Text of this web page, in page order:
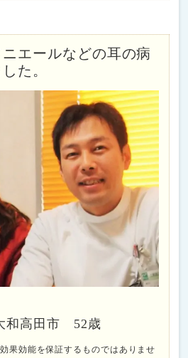
エールなどの耳の病
た。
高田市 52歳
果効能を保証するものではありませ